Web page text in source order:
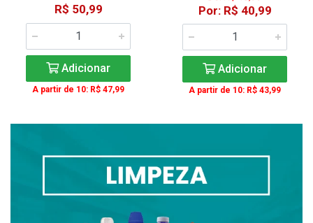
R$ 50,99
Adicionar
A partir de 10: R$ 47,99
Por: R$ 40,99
Adicionar
A partir de 10: R$ 43,99